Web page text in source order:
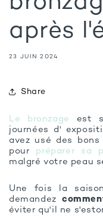
après
23 JUIN 2024
Share
Le bronzage
est
journées d'
avez usé des
pour préparer sa
malgré votre peau
Une fois la
demandez
éviter qu'il ne